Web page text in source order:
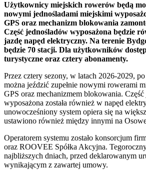
Użytkownicy miejskich rowerów będą
nowymi jednośladami miejskimi
GPS oraz mechanizm blokowania
Część jednośladów wyposażona będzie
jazdę napęd elektryczny. Na terenie
będzie 70 stacji. Dla użytkowników
turystyczne oraz cztery abonamenty.
Przez cztery sezony, w latach 2026-2029,
można jeździć zupełnie nowymi rowerami
GPS oraz mechanizmem blokowania.
wyposażona została również w napęd
unowocześniony system opiera się na
ustawiono również między innymi na
Operatorem systemu zostało konsorcjum
oraz ROOVEE Spółka Akcyjna.
najbliższych dniach, przed deklarowanym
wynikającym z zawartej umowy.